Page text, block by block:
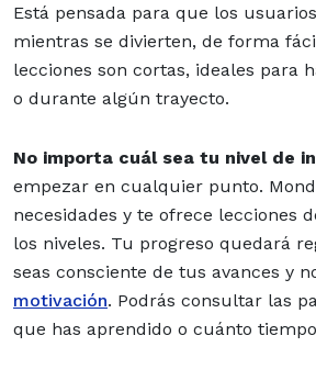
Está pensada para que los
mientras se divierten, de forma
lecciones son cortas, ideales para
o durante algún trayecto.
No importa cuál sea tu nivel de
empezar en cualquier punto.
necesidades y te ofrece lecciones
los niveles. Tu progreso quedará
seas consciente de tus avances y
motivación. Podrás consultar las
que has aprendido o cuánto